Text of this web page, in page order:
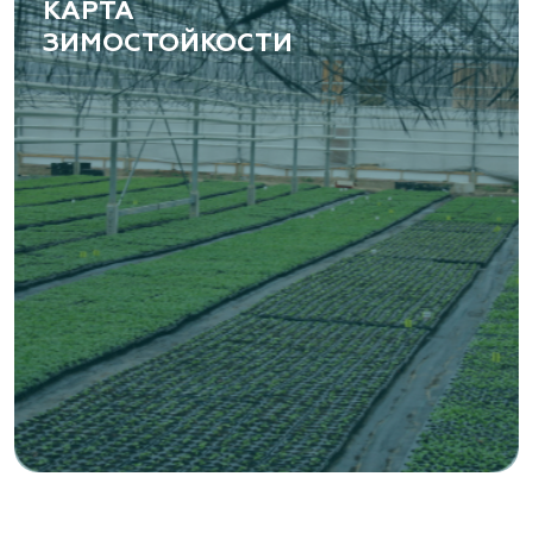
«ВЕНЕВ» питомник растений
Тульская область, Венёвский р-н, село
Борщевое, улица Лесная, д. 13
8 963 224 87 99
https://www.venev1.ru/
«ВЕНЕВ» питомник растений
Тульская область, Венёвский р-н, село
Борщевое, улица Лесная, д. 13
8 963 224 87 99
https://www.venev1.ru/
КАРТА
ЗИМОСТОЙКОСТИ